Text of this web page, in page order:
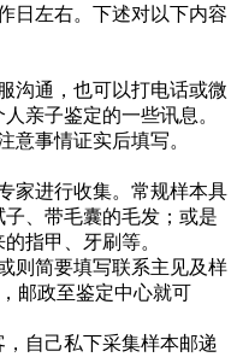
日左右。下述对以下内容
沟通，也可以打电话或微
亲子鉴定的一些讯息。
意事情证实后填写。
家进行收集。常规样本具
、带毛囊的毛发；或是
指甲、牙刷等。
则简要填写联系主见及样
邮政至鉴定中心就可
自己私下采集样本邮递